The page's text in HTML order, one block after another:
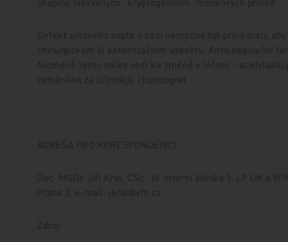
Defekt síňového septa u naší nemocné byl příliš malý,
chirurgickém či katetrizačním uzávěru. Antikoagulační
Nicméně tento nález vedl ke změně v léčení –
zaměněna za účinnější clopidogrel.
ADRESA PRO KORESPONDENCI
Doc. MUDr. Jiří Král, CSc., III. interní klinika 1. LF UK a
Praha 2, e-mail: jkral@vfn.cz
Zdroj: